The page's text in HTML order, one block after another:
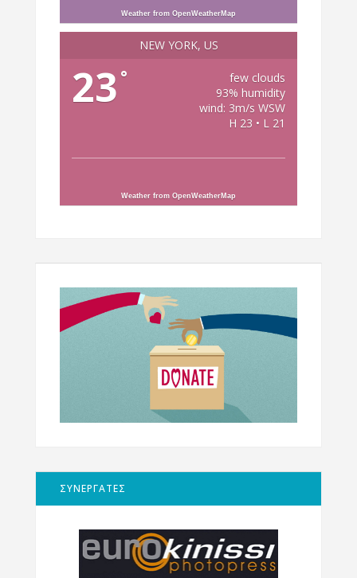
Weather from OpenWeatherMap
NEW YORK, US
23 °
few clouds
93% humidity
wind: 3m/s WSW
H 23 • L 21
Weather from OpenWeatherMap
ΣΥΝΕΡΓΑΤΕΣ